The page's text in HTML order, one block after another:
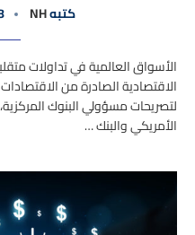
كتبهNH
18
الأسواق العالمية في تداولات
الاقتصادية الصادرة من
لتصريحات مسؤولي البنوك
الأمريكي والبنك …